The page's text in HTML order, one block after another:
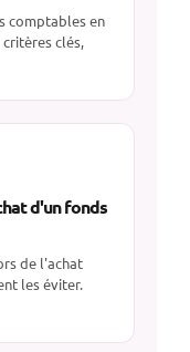
comptables en
clés,
d'un fonds
de l'achat
les éviter.